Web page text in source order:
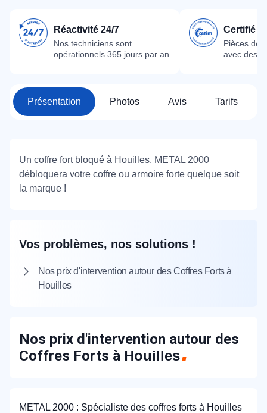
Réactivité 24/7
Nos techniciens sont
opérationnels 365 jours par an
Certifié
Pièces
avec des
Présentation Photos Avis Tarifs
Un coffre fort bloqué à Houilles, METAL 2000
débloquera votre coffre ou armoire forte quelque soit
la marque !
Vos problèmes, nos solutions !
Nos prix d'intervention autour des Coffres Forts à
Houilles
Nos prix d'intervention autour des
Coffres Forts à Houilles
METAL 2000 : Spécialiste des coffres forts à Houilles